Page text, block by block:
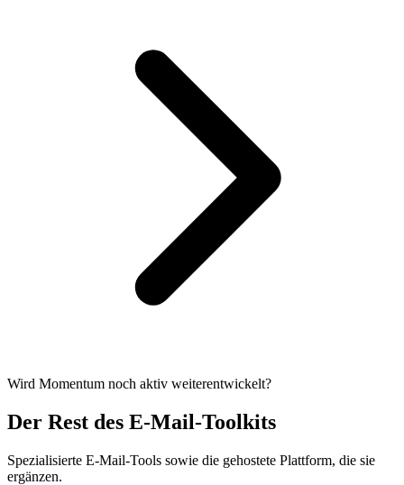
Wird Momentum noch aktiv weiterentwickelt?
Der Rest des E-Mail-Toolkits
Spezialisierte E-Mail-Tools sowie die gehostete Plattform, die sie
ergänzen.